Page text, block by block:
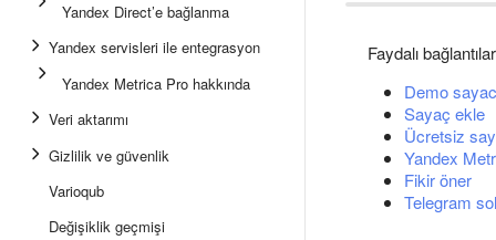
Yandex Direct’e bağlanma
Yandex servisleri ile entegrasyon
Yandex Metrica Pro hakkında
Veri aktarımı
Gizlilik ve güvenlik
Varioqub
Değişiklik geçmişi
Faydalı bağlantılar
Demo
Sayaç ekle
Ücretsiz
Yandex
Fikir öner
Telegram